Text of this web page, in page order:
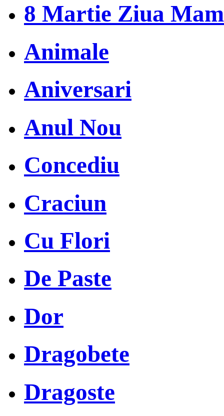
8 Martie Ziua
Animale
Aniversari
Anul Nou
Concediu
Craciun
Cu Flori
De Paste
Dor
Dragobete
Dragoste